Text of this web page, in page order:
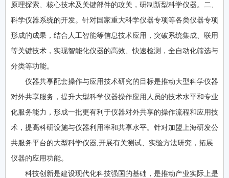
原理探索、核心技术及关键部件的攻关，研制新型科学仪器。二、
科学仪器系统的开发。针对国家重大科学仪器专项等各类仪器专项
形成的成果，结合人工智能等信息技术应用，突破系统集成、联用
等关键技术，实现智能化仪器的高效、快速检测，全自动化筛选与
分类等功能。
仪器共享配套操作与应用技术研究的目标是推动大型科学仪器
对外共享服务，提升大型科学仪器操作应用人员的技术水平和专业
化服务能力，形成一批更有利于仪器对外共享的操作流程和应用技
术，提高科研设施与仪器利用率和共享水平。针对加盟上海研发公
共服务平台的大型科学仪器,开展有关测试、实验方法研究，拓展
仪器的应用功能。
科技创新是建设现代化科技强国的基础，是推动产业实际上是